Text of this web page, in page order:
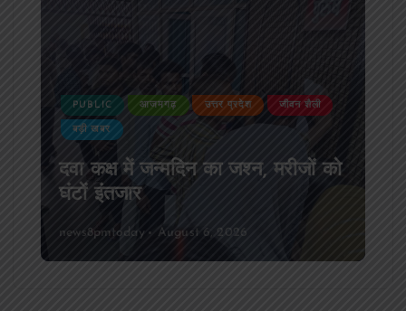
PUBLIC आजमगढ़ उत्तर प्रदेश जीवन शैली
बड़ी खबर
दवा कक्ष में जन्मदिन का जश्न, मरीजों को
घंटों इंतजार
news8pmtoday August 6, 2026